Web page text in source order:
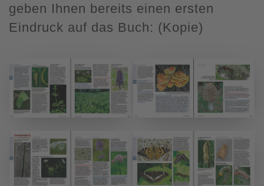
geben Ihnen bereits einen ersten
Eindruck auf das Buch: (Kopie)